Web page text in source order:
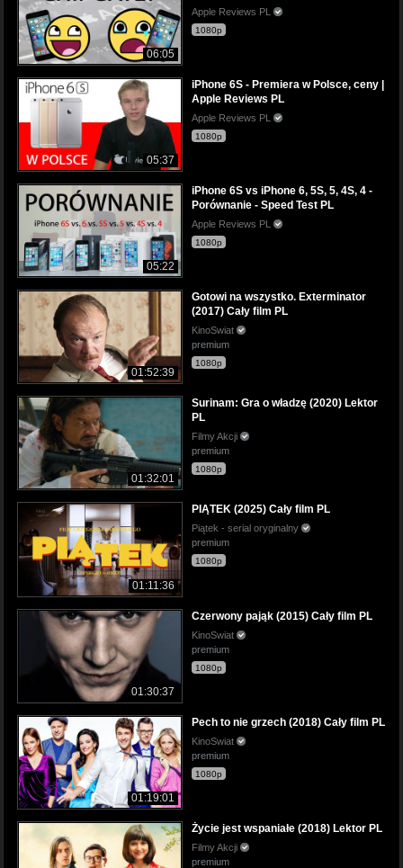
06:05
Apple Reviews PL
1080p
05:37
iPhone 6S - Premiera w Polsce, ceny |
Apple Reviews PL
Apple Reviews PL
1080p
05:22
iPhone 6S vs iPhone 6, 5S, 5, 4S, 4 -
Porównanie - Speed Test PL
Apple Reviews PL
1080p
01:52:39
Gotowi na wszystko. Exterminator
(2017) Cały film PL
KinoSwiat
premium
1080p
01:32:01
Surinam: Gra o władzę (2020) Lektor
PL
Filmy Akcji
premium
1080p
01:11:36
PIĄTEK (2025) Cały film PL
Piątek - serial oryginalny
premium
1080p
01:30:37
Czerwony pająk (2015) Cały film PL
KinoSwiat
premium
1080p
01:19:01
Pech to nie grzech (2018) Cały film PL
KinoSwiat
premium
1080p
Życie jest wspaniałe (2018) Lektor PL
Filmy Akcji
premium